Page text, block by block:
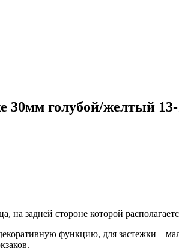
30мм голубой/желтый
на задней стороне которой
функцию, для застежки –